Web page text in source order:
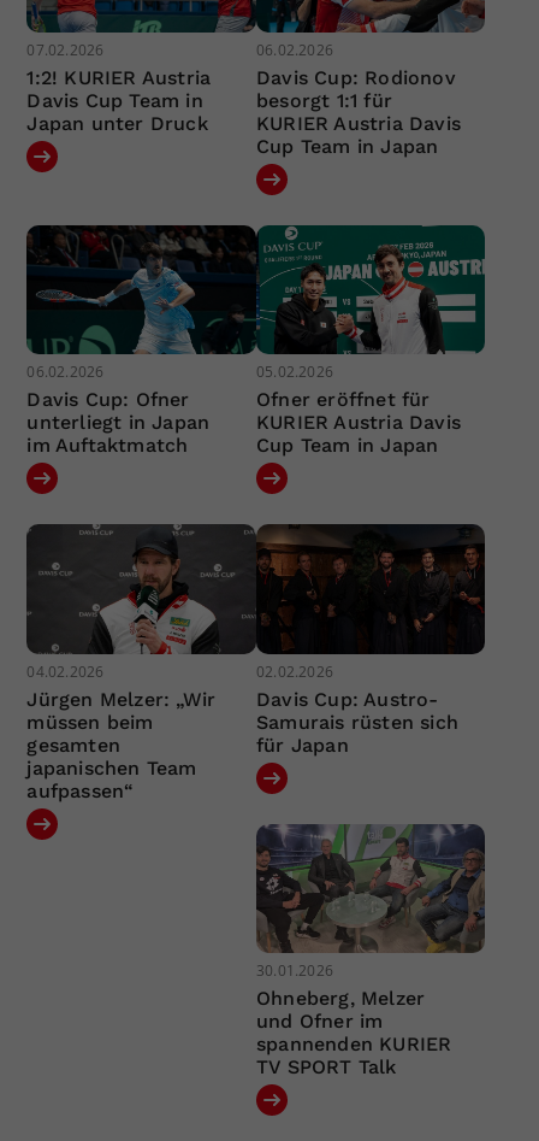
07.02.2026
1:2! KURIER Austria
Davis Cup Team in
Japan unter Druck
06.02.2026
Davis Cup: Rodionov
besorgt 1:1 für
KURIER Austria Davis
Cup Team in Japan
06.02.2026
Davis Cup: Ofner
unterliegt in Japan
im Auftaktmatch
05.02.2026
Ofner eröffnet für
KURIER Austria Davis
Cup Team in Japan
04.02.2026
Jürgen Melzer: „Wir
müssen beim
gesamten
japanischen Team
aufpassen“
02.02.2026
Davis Cup: Austro-
Samurais rüsten sich
für Japan
30.01.2026
Ohneberg, Melzer
und Ofner im
spannenden KURIER
TV SPORT Talk